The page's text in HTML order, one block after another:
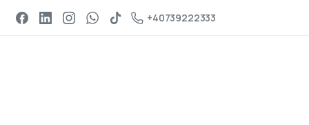
+40739222333